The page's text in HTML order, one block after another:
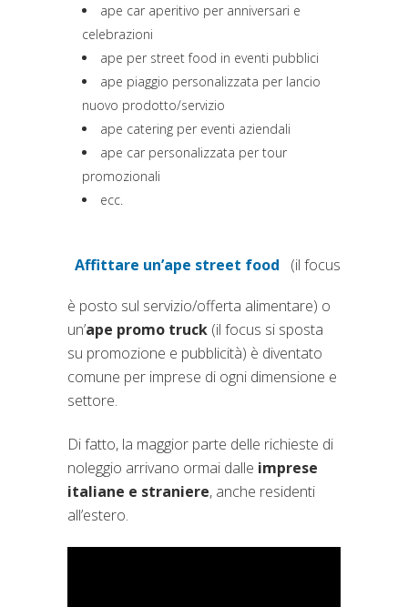
ape car aperitivo per anniversari e
celebrazioni
ape per street food in eventi pubblici
ape piaggio personalizzata per lancio
nuovo prodotto/servizio
ape catering per eventi aziendali
ape car personalizzata per tour
promozionali
ecc.
Affittare un’ape street food
(si apre in una nuova scheda)
(il focus
è posto sul servizio/offerta alimentare) o
un’ape promo truck (il focus si sposta
su promozione e pubblicità) è diventato
comune per imprese di ogni dimensione e
settore.
Di fatto, la maggior parte delle richieste di
noleggio arrivano ormai dalle imprese
italiane e straniere, anche residenti
all’estero.